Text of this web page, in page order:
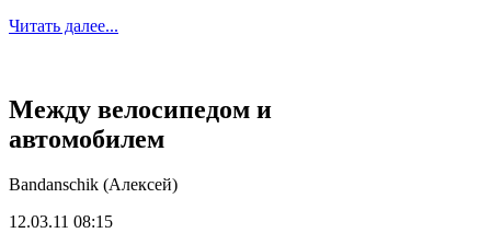
Читать далее...
Между велосипедом и
автомобилем
Bandanschik (Алексей)
12.03.11 08:15